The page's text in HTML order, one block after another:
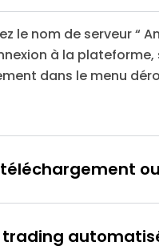
le nom de serveur “
à la plateforme,
dans le menu